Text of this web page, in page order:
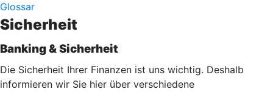
Glossar
Sicherheit
Banking & Sicherheit
Die Sicherheit Ihrer Finanzen ist uns wichtig. Deshalb
informieren wir Sie hier über verschiedene